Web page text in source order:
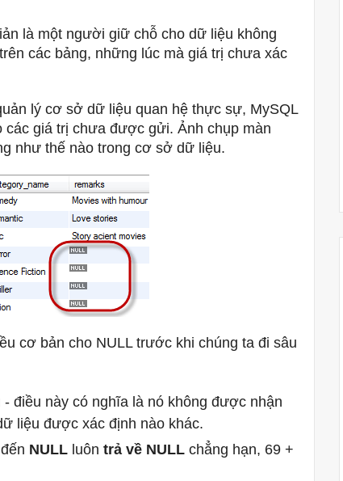
là một người giữ chỗ cho dữ liệu không
các bảng, những lúc mà giá trị chưa xác
lý cơ sở dữ liệu quan hệ thực sự, MySQL
các giá trị chưa được gửi. Ảnh chụp màn
như thế nào trong cơ sở dữ liệu.
cơ bản cho NULL trước khi chúng ta đi sâu
- điều này có nghĩa là nó không được nhận
liệu được xác định nào khác.
NULL luôn trả về NULL chẳng hạn, 69 +